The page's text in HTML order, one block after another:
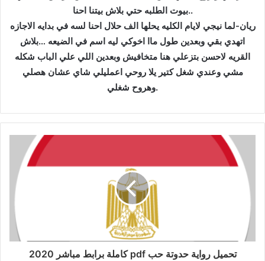
بيوت الطلبه حتي بلاش بيتنا احنا..
ريان-لما نيجي لايام الكليه يحلها الف حلال احنا لسه في بدايه الاجازه
اتهدي بقي وبعدين طول ماا اخوكي ليه اسم في الضيعه …بلاش
القريه لاحسن بتزعلي هنا متخافيش وبعدين اللي علي الباب شكله
مشي وعندي شغل كتير يلا روحي اعمليلي شاي عشان هصلي
وهروح شغلي.
تحميل رواية حدوتة حب pdf كاملة برابط مباشر 2020